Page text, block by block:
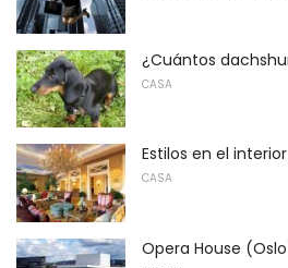
¿Cuántos
CASA
Estilos en el
CASA
Opera House